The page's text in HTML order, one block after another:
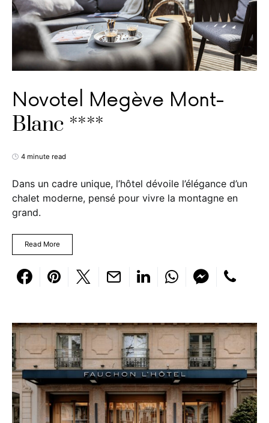
Novotel Megève Mont-
Blanc ****
4 minute read
Dans un cadre unique, l’hôtel dévoile l’élégance d’un
chalet moderne, pensé pour vivre la montagne en
grand.
Read More